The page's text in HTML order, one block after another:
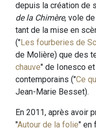
depuis la création de
de la Chimère, vole
tant de la mise en
("Les fourberies de
de Molière) que des
chauve" de Ionesco
contemporains ("Ce
Jean-Marie Besset).
En 2011, après avoir
"Autour de la folie" en